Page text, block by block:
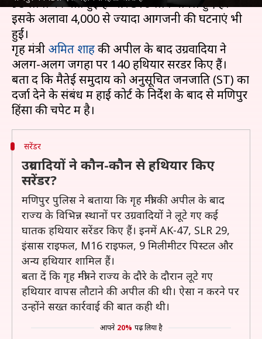
98 लोगों की मौत हुई है और 310 लोग घायल हुए हैं।
इसके अलावा 4,000 से ज्यादा आगजनी की घटनाएं भी
हुईं।
गृह मंत्री अमित शाहकी अपील के बाद उग्रवादियों ने
अलग-अलग जगहों पर 140 हथियार सरेंडर किए हैं।
बता दें कि मैतेई समुदाय को अनुसूचित जनजाति (ST) का
दर्जा देने के संबंध में हाई कोर्ट के निर्देश के बाद से मणिपुर
सरेंडर
उग्रवादियों ने कौन-कौन से हथियार किए
सरेंडर?
मणिपुर पुलिस ने बताया कि गृह मंत्री की अपील के बाद
राज्य के विभिन्न स्थानों पर उग्रवादियों ने लूटे गए कई
घातक हथियार सरेंडर किए हैं। इनमें AK-47, SLR 29,
इंसास राइफल, M16 राइफल, 9 मिलीमीटर पिस्टल और
अन्य हथियार शामिल हैं।
बता दें कि गृह मंत्री ने राज्य के दौरे के दौरान लूटे गए
हथियार वापस लौटाने की अपील की थी। ऐसा न करने पर
उन्होंने सख्त कार्रवाई की बात कही थी।
आपने 20% पढ़ लिया है